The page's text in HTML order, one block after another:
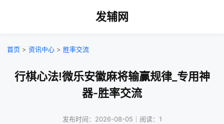
发辅网
首页 > 资讯中心 > 胜率交流
行棋心法!微乐安徽麻将输赢规律_专用神
器-胜率交流
发布时间：2026-08-05｜阅读：1